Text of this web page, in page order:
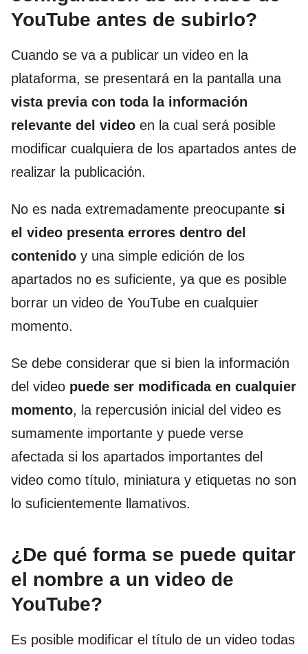
YouTube antes de subirlo?
Cuando se va a publicar un video en la
plataforma, se presentará en la pantalla una
vista previa con toda la información
relevante del video en la cual será posible
modificar cualquiera de los apartados antes de
realizar la publicación.
No es nada extremadamente preocupante si
el video presenta errores dentro del
contenido y una simple edición de los
apartados no es suficiente, ya que es posible
borrar un video de YouTube en cualquier
momento.
Se debe considerar que si bien la información
del video puede ser modificada en cualquier
momento, la repercusión inicial del video es
sumamente importante y puede verse
afectada si los apartados importantes del
video como título, miniatura y etiquetas no son
lo suficientemente llamativos.
¿De qué forma se puede quitar
el nombre a un video de
YouTube?
Es posible modificar el título de un video todas